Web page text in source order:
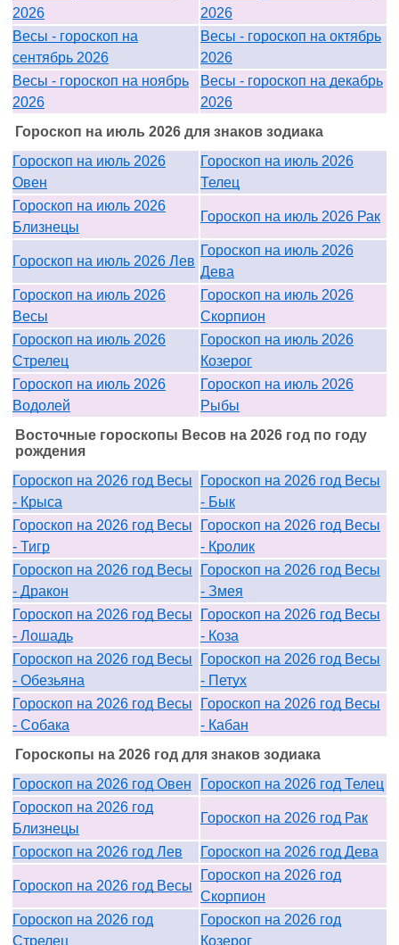
2026
2026
Весы - гороскоп на
сентябрь 2026
Весы - гороскоп на октябрь
2026
Весы - гороскоп на ноябрь
2026
Весы - гороскоп на декабрь
2026
Гороскоп на июль 2026 для знаков зодиака
Гороскоп на июль 2026
Овен
Гороскоп на июль 2026
Телец
Гороскоп на июль 2026
Близнецы
Гороскоп на июль 2026 Рак
Гороскоп на июль 2026 Лев
Гороскоп на июль 2026
Дева
Гороскоп на июль 2026
Весы
Гороскоп на июль 2026
Скорпион
Гороскоп на июль 2026
Стрелец
Гороскоп на июль 2026
Козерог
Гороскоп на июль 2026
Водолей
Гороскоп на июль 2026
Рыбы
Восточные гороскопы Весов на 2026 год по году
рождения
Гороскоп на 2026 год Весы
- Крыса
Гороскоп на 2026 год Весы
- Бык
Гороскоп на 2026 год Весы
- Тигр
Гороскоп на 2026 год Весы
- Кролик
Гороскоп на 2026 год Весы
- Дракон
Гороскоп на 2026 год Весы
- Змея
Гороскоп на 2026 год Весы
- Лошадь
Гороскоп на 2026 год Весы
- Коза
Гороскоп на 2026 год Весы
- Обезьяна
Гороскоп на 2026 год Весы
- Петух
Гороскоп на 2026 год Весы
- Собака
Гороскоп на 2026 год Весы
- Кабан
Гороскопы на 2026 год для знаков зодиака
Гороскоп на 2026 год Овен
Гороскоп на 2026 год Телец
Гороскоп на 2026 год
Близнецы
Гороскоп на 2026 год Рак
Гороскоп на 2026 год Лев Гороскоп на 2026 год Дева
Гороскоп на 2026 год Весы
Гороскоп на 2026 год
Скорпион
Гороскоп на 2026 год
Стрелец
Гороскоп на 2026 год
Козерог